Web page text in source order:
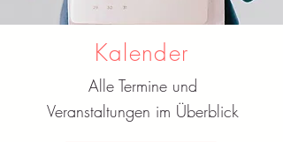
Kalender
Alle Termine und
Veranstaltungen im Überblick